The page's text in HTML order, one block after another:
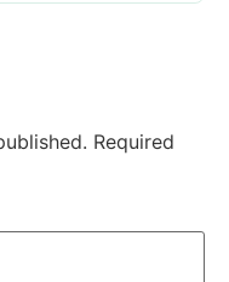
Required